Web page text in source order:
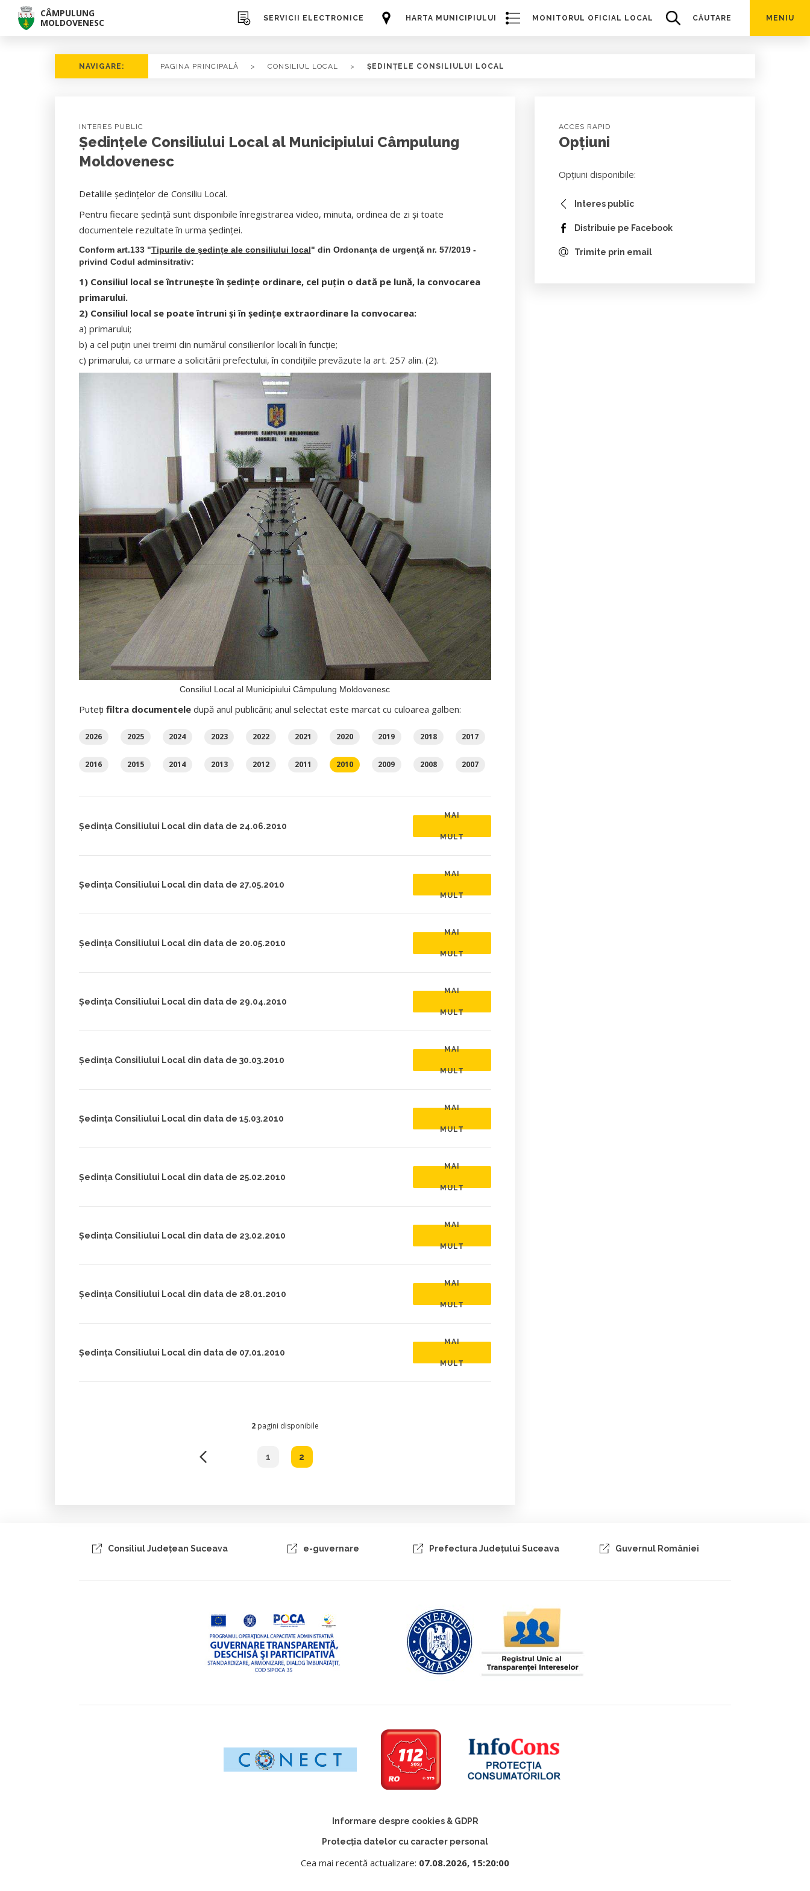
CÂMPULUNG
MOLDOVENESC
HARTA MUNICIPIULUI
SERVICII ELECTRONICE MONITORUL OFICIAL LOCAL CĂUTARE MENIU
NAVIGARE: PAGINA PRINCIPALĂ > CONSILIUL LOCAL > ȘEDINȚELE CONSILIULUI LOCAL
INTERES PUBLIC
Ședințele Consiliului Local al Municipiului Câmpulung
Moldovenesc
Detaliile ședințelor de Consiliu Local.
Pentru fiecare ședință sunt disponibile înregistrarea video, minuta, ordinea de zi și toate
documentele rezultate în urma ședinței.
Conform art.133 "Tipurile de şedinţe ale consiliului local" din Ordonanţa de urgenţă nr. 57/2019 -
privind Codul adminsitrativ:
1) Consiliul local se întruneşte în şedinţe ordinare, cel puţin o dată pe lună, la convocarea
primarului.
2) Consiliul local se poate întruni şi în şedinţe extraordinare la convocarea:
a) primarului;
b) a cel puţin unei treimi din numărul consilierilor locali în funcţie;
c) primarului, ca urmare a solicitării prefectului, în condiţiile prevăzute la art. 257 alin. (2).
Consiliul Local al Municipiului Câmpulung Moldovenesc
Puteți filtra documenteledupă anul publicării; anul selectat este marcat cu culoarea galben:
2026 2025 2024 2023 2022 2021 2020 2019 2018 2017
2016 2015 2014 2013 2012 2011 2010 2009 2008 2007
Ședința Consiliului Local din data de 24.06.2010
MAI
MULT
Ședința Consiliului Local din data de 27.05.2010
MAI
MULT
Ședința Consiliului Local din data de 20.05.2010
MAI
MULT
Ședința Consiliului Local din data de 29.04.2010
MAI
MULT
Ședința Consiliului Local din data de 30.03.2010
MAI
MULT
Ședința Consiliului Local din data de 15.03.2010
MAI
MULT
Ședința Consiliului Local din data de 25.02.2010
MAI
MULT
Ședința Consiliului Local din data de 23.02.2010
MAI
MULT
Ședința Consiliului Local din data de 28.01.2010
MAI
MULT
Ședința Consiliului Local din data de 07.01.2010
MAI
MULT
2pagini disponibile
1 2
ACCES RAPID
Opțiuni
Opțiuni disponibile:
Interes public
Distribuie pe Facebook
Trimite prin email
Consiliul Judeţean Suceava e-guvernare Prefectura Judeţului Suceava Guvernul României
Informare despre cookies & GDPR
Protecția datelor cu caracter personal
Cea mai recentă actualizare: 07.08.2026, 15:20:00